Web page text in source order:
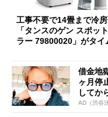
工事不要で14畳まで冷
「タンスのゲン スポッ
ラー 79800020」がタイ
借金地
ヶ月停
してか
AD（渋谷